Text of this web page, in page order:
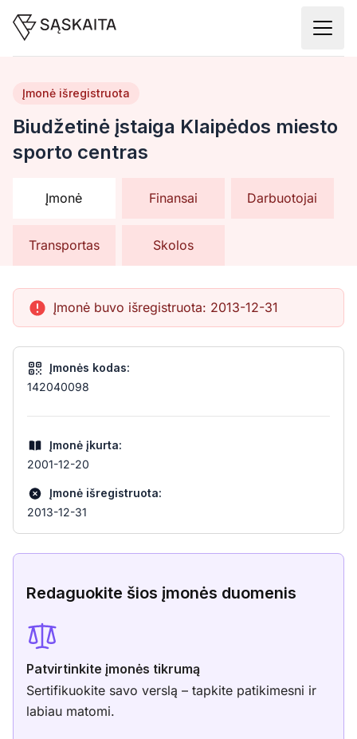
Biudžetinė įstaiga Klaipėdos miesto
sporto centras
Įmonė išregistruota
Įmonė Finansai Darbuotojai
Transportas Skolos
Įmonė buvo išregistruota: 2013-12-31
Įmonės kodas:
142040098
Įmonė įkurta:
2001-12-20
Įmonė išregistruota:
2013-12-31
Redaguokite šios įmonės duomenis
Patvirtinkite įmonės tikrumą
Sertifikuokite savo verslą – tapkite patikimesni ir
labiau matomi.